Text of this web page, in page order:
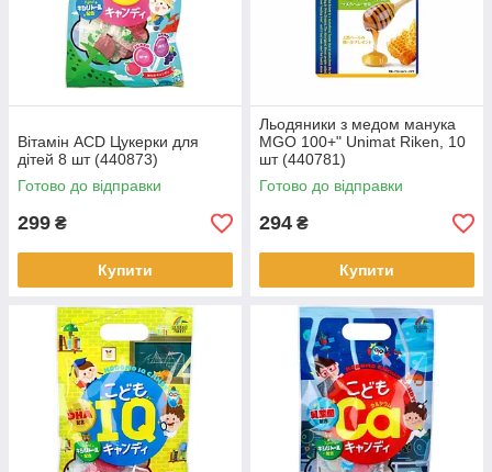
Вітамін ACD Цукерки для
дітей 8 шт (440873)
Готово до відправки
299 ₴
Купити
Льодяники з медом манука
MGO 100+" Unimat Riken, 10
шт (440781)
Готово до відправки
294 ₴
Купити